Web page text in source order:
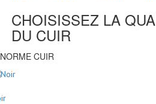
CHOISISSEZ LA
DU CUIR
NORME CUIR